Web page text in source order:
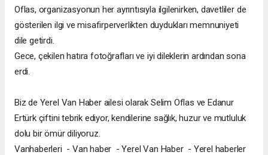
Oflas, organizasyonun her ayrıntısıyla ilgilenirken, davetliler de
gösterilen ilgi ve misafirperverlikten duydukları memnuniyeti
dile getirdi.
Gece, çekilen hatıra fotoğrafları ve iyi dileklerin ardından sona
erdi.
Biz de Yerel Van Haber ailesi olarak Selim Oflas ve Edanur
Ertürk çiftini tebrik ediyor, kendilerine sağlık, huzur ve mutluluk
dolu bir ömür diliyoruz.
Vanhaberleri - Van haber - Yerel Van Haber - Yerel haberler